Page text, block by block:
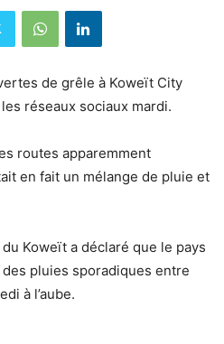
de grêle à Koweït City
réseaux sociaux mardi.
routes apparemment
en fait un mélange de pluie et
Koweït a déclaré que le pays
pluies sporadiques entre
à l’aube.